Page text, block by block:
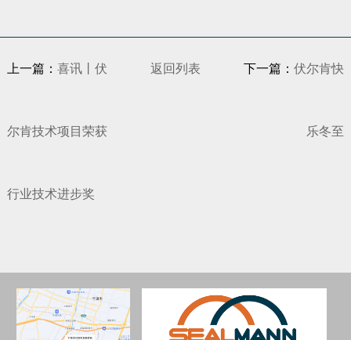
上一篇： 喜讯丨伏
尔肯技术项目荣获
行业技术进步奖
返回列表 下一篇： 伏尔肯快
乐冬至